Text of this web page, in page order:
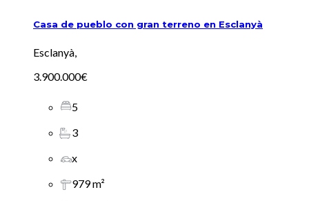
Casa de pueblo con gran terreno en Esclanyà
Esclanyà,
3.900.000€
5
3
x
979 m²